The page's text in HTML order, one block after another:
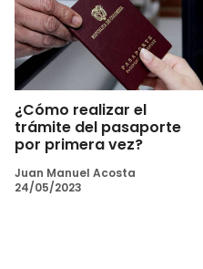
¿Cómo realizar el
trámite del pasaporte
por primera vez?
Juan Manuel Acosta
24/05/2023